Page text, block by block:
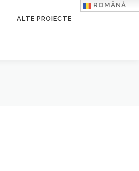
ALTE PROIECTE
ROMÂNĂ